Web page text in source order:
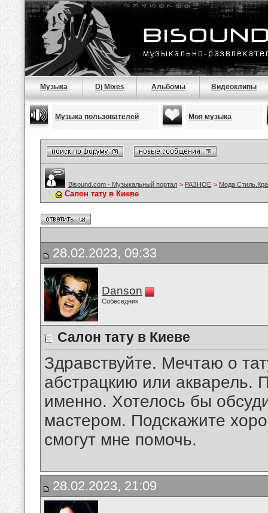
Музыка Dj Mixes Альбомы Видеоклипы
Музыка пользователей Моя музыка
Bisound.com - Музыкальный портал > РАЗНОЕ >
Салон тату в Киеве
28.02.2023, 09:33
Danson
Собеседник
Салон тату в Киеве
Здравствуйте. Мечтаю о
абстрацкию или акварель.
именно. Хотелось бы
мастером. Подскажите
смогут мне помочь.
28.02.2023, 21:09